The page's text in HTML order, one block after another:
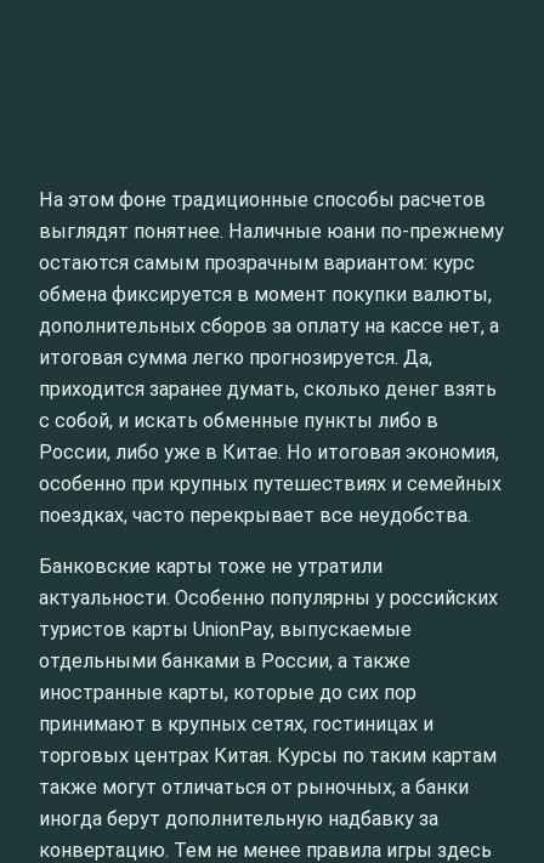
На этом фоне традиционные способы расчетов
выглядят понятнее. Наличные юани по-прежнему
остаются самым прозрачным вариантом: курс
обмена фиксируется в момент покупки валюты,
дополнительных сборов за оплату на кассе нет, а
итоговая сумма легко прогнозируется. Да,
приходится заранее думать, сколько денег взять
с собой, и искать обменные пункты либо в
России, либо уже в Китае. Но итоговая экономия,
особенно при крупных путешествиях и семейных
поездках, часто перекрывает все неудобства.
Банковские карты тоже не утратили
актуальности. Особенно популярны у российских
туристов карты UnionPay, выпускаемые
отдельными банками в России, а также
иностранные карты, которые до сих пор
принимают в крупных сетях, гостиницах и
торговых центрах Китая. Курсы по таким картам
также могут отличаться от рыночных, а банки
иногда берут дополнительную надбавку за
конвертацию. Тем не менее правила игры здесь